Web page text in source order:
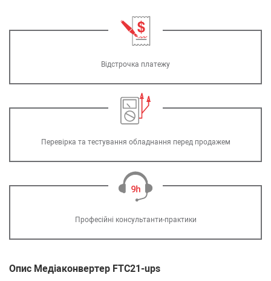
Відстрочка платежу
Перевірка та тестування обладнання перед продажем
Професійні консультанти-практики
Опис Медіаконвертер FTC21-ups